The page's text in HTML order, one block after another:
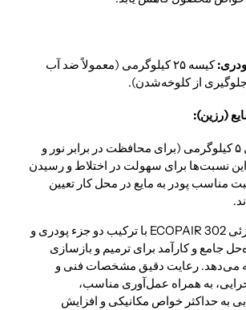
کیسه ۲۵ کیلوگرمی (معمولاً ضد آب
از کلوخه‌شدن).
(رزین):
سطل ۵ کیلوگرمی (برای محافظت در برابر نور و
نسبت‌ها برای سهولت در اختلاط و رسیدن
مناسب پودر به مایع در محل کار تعیین
ملات ترمیمی دو جزئی ECOPAIR 302 با ترکیب دو جزء پودری و
جامع و کارآمد برای ترمیم و بازسازی
می‌دهد. رعایت دقیق مشخصات فنی و
به همراه عمل‌آوری مناسب،
به حداکثر خواص مکانیکی و افزایش